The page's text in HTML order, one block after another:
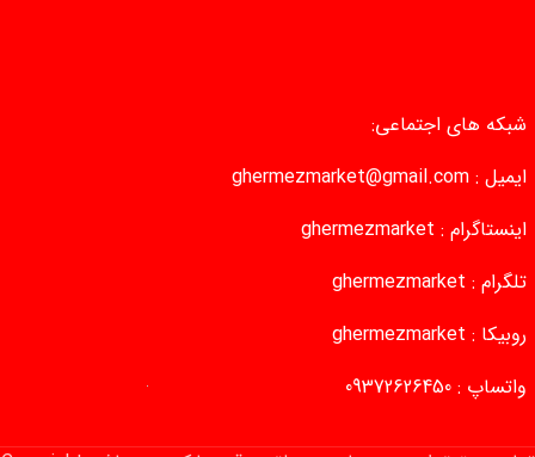
شبکه های اجتماعی:
ایمیل : ghermezmarket@gmail.com
اینستاگرام : ghermezmarket
تلگرام : ghermezmarket
روبیکا : ghermezmarket
واتساپ : 09372626450